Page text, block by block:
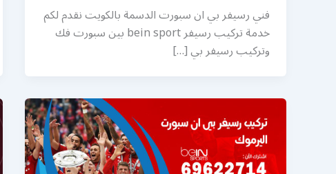
فني رسيفر بي ان سبورت الدسمة بالكويت نقدم لكم
خدمة تركيب رسيفر bein sport بين سبورت فك
وتركيب رسيفر بي […]